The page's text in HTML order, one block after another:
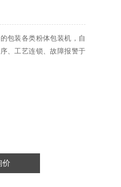
包装各类粉体包装机，自
、工艺连锁、故障报警于
价